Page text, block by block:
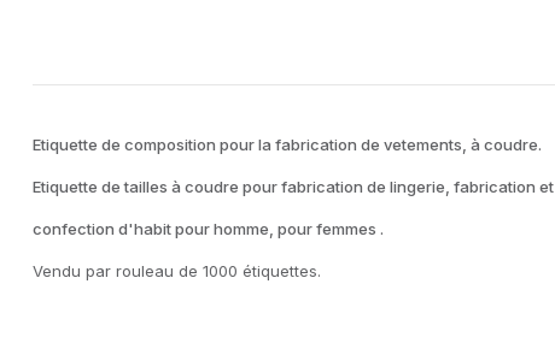
Etiquette de composition pour la fabrication de vetements, à coudre.
Etiquette de tailles à coudre pour fabrication de lingerie, fabrication et
confection d'habit pour homme, pour femmes .
Vendu par rouleau de 1000 étiquettes.